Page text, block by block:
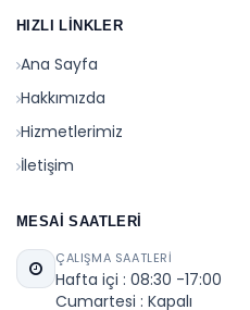
HIZLI LINKLER
Ana Sayfa
Hakkımızda
Hizmetlerimiz
İletişim
MESAI SAATLERI
ÇALIŞMA SAATLERI
Hafta içi : 08:30 -17:00
Cumartesi : Kapalı